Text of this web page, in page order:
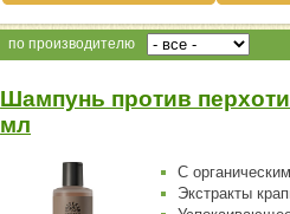
по производителю
Шампунь против
мл
С
Экстракты